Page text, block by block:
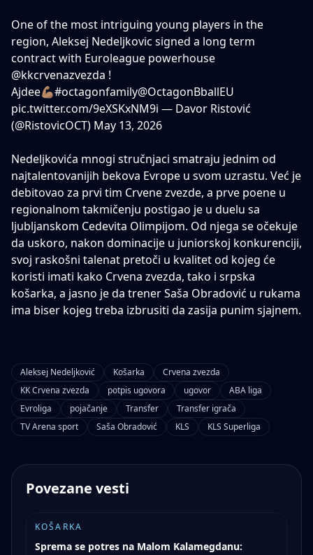
One of the most intriguing young players in the
region, Aleksej Nedeljkovic signed a long term
contract with Euroleague powerhouse
@kkcrvenazvezda !
Ajdee💪🏽#octagonfamily@OctagonBballEU
pic.twitter.com/9eXSKxNM9i — Davor Ristović
(@RistovicOCT) May 13, 2026
Nedeljkovića mnogi stručnjaci smatraju jednim od
najtalentovanijih bekova Evrope u svom uzrastu. Već je
debitovao za prvi tim Crvene zvezde, a prve poene u
regionalnom takmičenju postigao je u duelu sa
ljubljanskom Cedevita Olimpijom. Od njega se očekuje
da uskoro, nakon dominacije u juniorskoj konkurenciji,
svoj raskošni talenat pretoči u kvalitet od kojeg će
koristi imati kako Crvena zvezda, tako i srpska
košarka, a jasno je da trener Saša Obradović u rukama
ima biser kojeg treba izbrusiti da zasija punim sjajnem.
Aleksej Nedeljković Košarka
Crvena zvezda
KK Crvena zvezda
potpis ugovora ugovor
ABA liga
Evroliga
pojačanje Transfer
Transfer igrača
TV Arena sport
Saša Obradović KLS KLS Superliga
Povezane vesti
KOŠARKA
Sprema se potres na Malom Kalamegdanu: